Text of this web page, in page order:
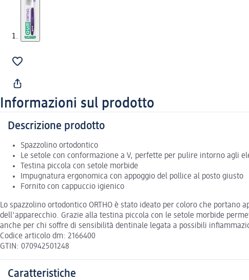
Informazioni sul prodotto
Descrizione prodotto
Spazzolino ortodontico
Le setole con conformazione a V, perfette per pulire intorno agli
Testina piccola con setole morbide
Impugnatura ergonomica con appoggio del pollice al posto giusto
Fornito con cappuccio igienico
Lo spazzolino ortodontico ORTHO è stato ideato per coloro che
dell'apparecchio. Grazie alla testina piccola con le setole morbide
anche per chi soffre di sensibilità dentinale legata a possibili
Codice articolo dm: 2166400
GTIN: 070942501248
Caratteristiche